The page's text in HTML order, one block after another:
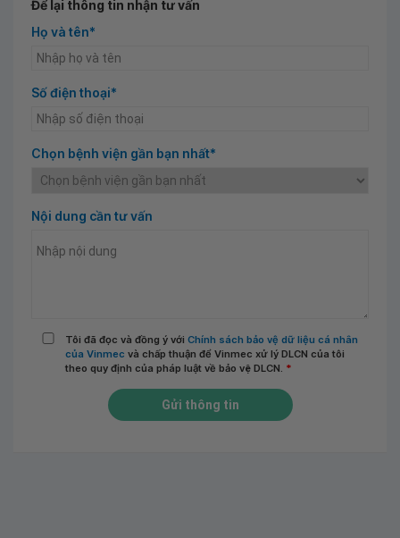
Để lại thông tin nhận tư vấn
Họ và tên*
Số điện thoại*
Chọn bệnh viện gần bạn nhất*
Nội dung cần tư vấn
Tôi đã đọc và đồng ý với Chính sách bảo vệ dữ liệu cá nhân
của Vinmec và chấp thuận để Vinmec xử lý DLCN của tôi
theo quy định của pháp luật về bảo vệ DLCN. *
Gửi thông tin